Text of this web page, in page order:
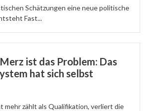
Schätzungen eine neue politische
Fast...
ist das Problem: Das
hat sich selbst
mehr zählt als Qualifikation, verliert die